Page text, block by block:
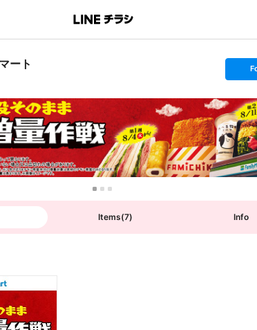
ート s
t
o
l
l
o
w
Items(7) Info